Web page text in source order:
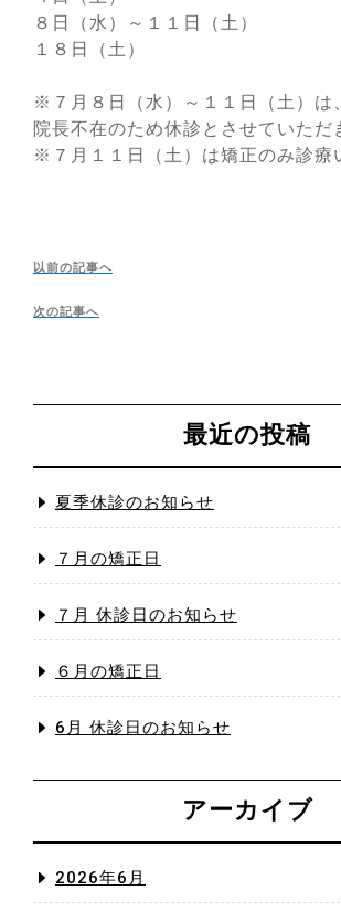
８日（水）～１１日（土）
１８日（土）
※７月８日（水）～１１日（土）は
院長不在のため休診とさせていただ
※７月１１日（土）は矯正のみ診療
稿
ビ
ョ
以
の
へ
以前の記事へ
次
次の記事へ
最近の投稿
夏季休診のお知らせ
７月の矯正日
７月 休診日のお知らせ
６月の矯正日
6月 休診日のお知らせ
アーカイブ
2026年6月